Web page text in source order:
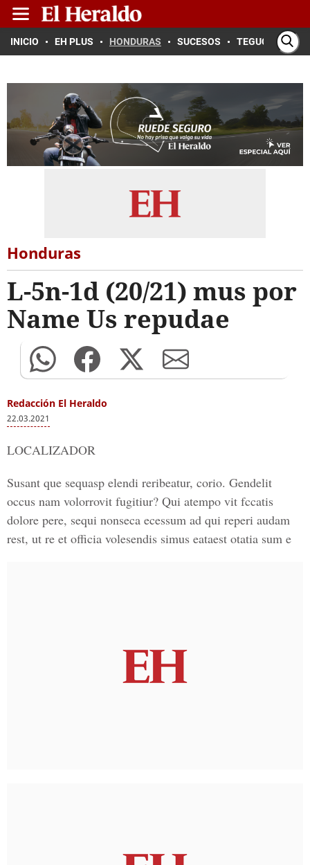
INICIO EH PLUS HONDURAS SUCESOS TEGUCIGALPA
Honduras
L-5n-1d (20/21) mus por
Name Us repudae
Redacción El Heraldo
22.03.2021
LOCALIZADOR
Susant que sequasp elendi reribeatur, corio. Gendelit
occus nam volorrovit fugitiur? Qui atempo vit fccatis
dolore pere, sequi nonseca ecessum ad qui reperi audam
rest, ut re et officia volesendis simus eataest otatia sum e